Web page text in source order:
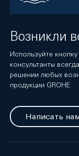
Возникли
Используйте
консультанты
решении любых
продукции GROHE
Написать